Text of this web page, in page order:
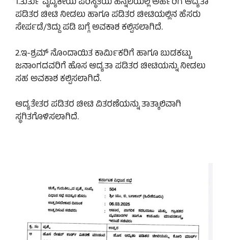
ಪಡಿತರ ಚೀಟಿ ನೀಡಲು ಹಾಗೂ ಪಡಿತರ ಚೀಟಿಯಲ್ಲಿನ ಹೆಸರು
ಸೇರ್ಪಡೆ/ತಿದ್ದು ಪಡಿ ಬಗ್ಗೆ ಅವಕಾಶ ಕಲ್ಪಿಸಲಾಗಿದೆ.
2.ಇ-ಶ್ರಮ್ ನೊಂದಾಯಿತ ಕಾರ್ಮಿಕರಿಗೆ ಹಾಗೂ ಬುಡಕಟ್ಟು
ಜನಾಂಗದವರಿಗೆ ಹೊಸ ಆದ್ಯತಾ ಪಡಿತರ ಚೀಟಿಯನ್ನು ನೀಡಲು
ಸಹ ಅವಕಾಶ ಕಲ್ಪಿಸಲಾಗಿದೆ.
ಆದ್ಯತೇತರ ಪಡಿತರ ಚೀಟಿ ವಿತರಣೆಯನ್ನು ತಾತ್ಕಾಲಿವಾಗಿ
ಸ್ಥಗಿತಗೊಳಿಸಲಾಗಿದೆ.